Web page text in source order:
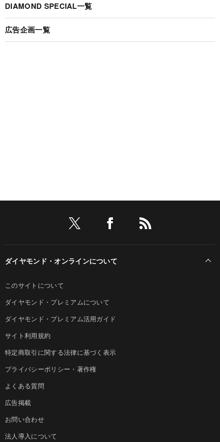
DIAMOND SPECIAL一覧
広告企画一覧
ダイヤモンド・オンラインについて
このサイトについて
ダイヤモンド・プレミアムについて
ダイヤモンド・プレミアム活用ガイド
サイト利用規約
特定商取引に関する法律に基づく表示
プライバシーポリシー・著作権
よくある質問
広告掲載
お問い合わせ
法人導入について